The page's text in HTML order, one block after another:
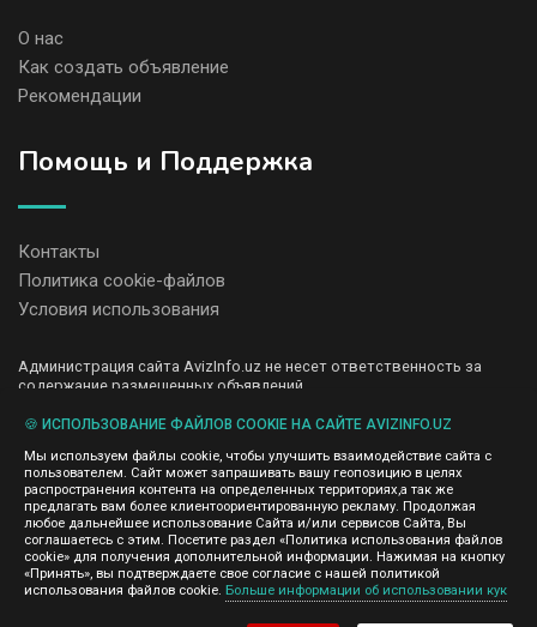
О нас
Как создать объявление
Рекомендации
Помощь и Поддержка
Контакты
Политика cookie-файлов
Условия использования
Администрация сайта AvizInfo.uz не несет ответственность за
содержание размещенных объявлений.
передаем и не продаем личную информацию зарегистрированных
правила конфиденциальности сайтов на которые ссылается
AvizInfo.uz. На некоторых страницах нашего сайта представлена
реклама Google Adsense Advertising Network. Чтобы узнать
подробней о правилах конфиденциальности Google нажмите тут
🍪 ИСПОЛЬЗОВАНИЕ ФАЙЛОВ COOKIE НА САЙТЕ AVIZINFO.UZ
Мы используем файлы cookie, чтобы улучшить взаимодействие сайта с
пользователем. Сайт может запрашивать вашу геопозицию в целях
распространения контента на определенных территориях,а так же
предлагать вам более клиентоориентированную рекламу. Продолжая
любое дальнейшее использование Сайта и/или сервисов Сайта, Вы
соглашаетесь с этим. Посетите раздел «Политика использования файлов
cookie» для получения дополнительной информации. Нажимая на кнопку
«Принять», вы подтверждаете свое согласие с нашей политикой
использования файлов cookie. Больше информации об использовании кук